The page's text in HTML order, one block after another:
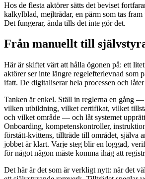
Hos de flesta aktörer sätts det beviset
kalkylblad, mejltrådar, en pärm som tas
Det fungerar, ända tills det inte gör det.
Från manuellt till
Här är skiftet värt att hålla ögonen på: ett
aktörer ser inte längre regelefterlevnad som
ifatt. De digitaliserar hela processen och
Tanken är enkel. Ställ in reglerna en gång
vilken utbildning, vilket certifikat, vilket
och vilket område — och låt systemet
Onboarding, kompetenskontroller,
förstått-kvittens, tillträde till området, själva
jobbet är klart. Varje steg blir en loggad,
för något någon måste komma ihåg att
Det här är det som är verkligt nytt: när det